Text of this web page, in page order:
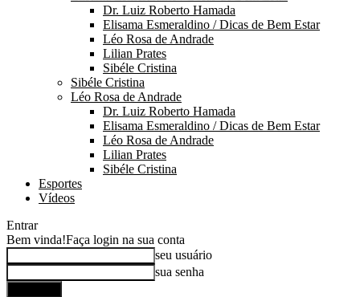
Dr. Luiz Roberto Hamada
Elisama Esmeraldino / Dicas de Bem Estar
Léo Rosa de Andrade
Lilian Prates
Sibéle Cristina
Sibéle Cristina
Léo Rosa de Andrade
Dr. Luiz Roberto Hamada
Elisama Esmeraldino / Dicas de Bem Estar
Léo Rosa de Andrade
Lilian Prates
Sibéle Cristina
Esportes
Vídeos
Entrar
Bem vinda!Faça login na sua conta
seu usuário
sua senha